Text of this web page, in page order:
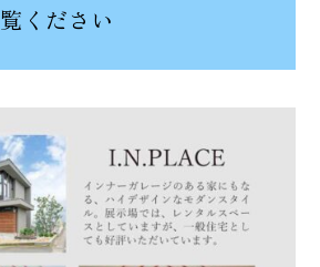
覧ください